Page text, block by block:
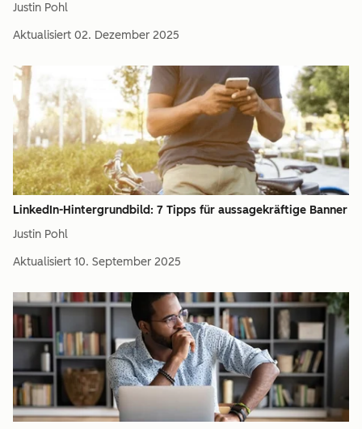
Justin Pohl
Aktualisiert 02. Dezember 2025
LinkedIn-Hintergrundbild: 7 Tipps für aussagekräftige Banner
Justin Pohl
Aktualisiert 10. September 2025